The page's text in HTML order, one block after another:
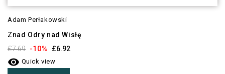
Adam Perłakowski
Znad Odry nad Wisłę
£7.69 -10% £6.92
 Quick view